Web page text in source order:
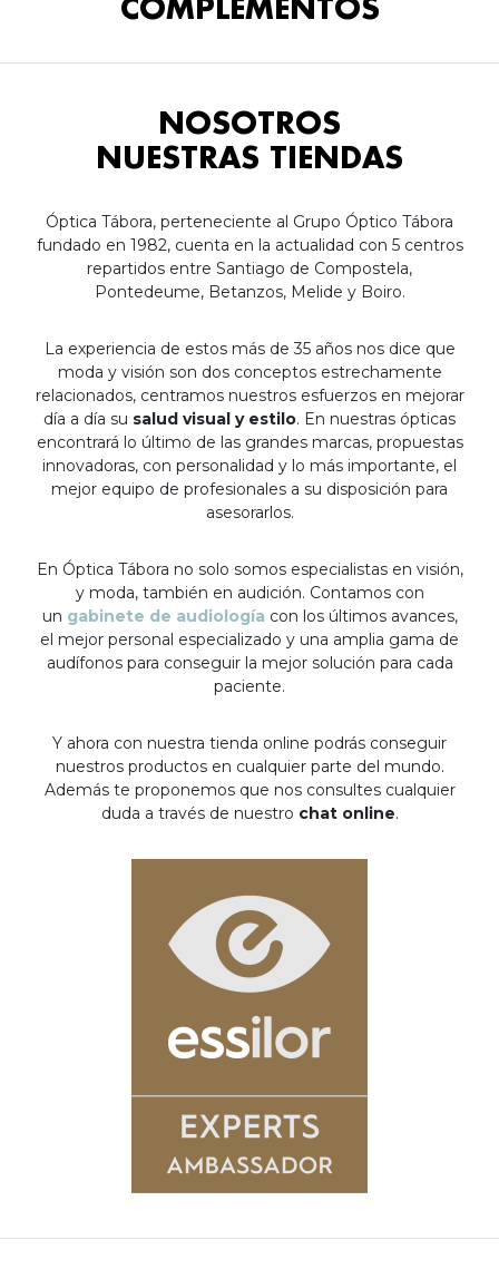
COMPLEMENTOS
NOSOTROS
NUESTRAS TIENDAS
Óptica Tábora, perteneciente al Grupo Óptico Tábora
fundado en 1982, cuenta en la actualidad con 5 centros
repartidos entre Santiago de Compostela,
Pontedeume, Betanzos, Melide y Boiro.
La experiencia de estos más de 35 años nos dice que
moda y visión son dos conceptos estrechamente
relacionados, centramos nuestros esfuerzos en mejorar
día a día su salud visual y estilo. En nuestras ópticas
encontrará lo último de las grandes marcas, propuestas
innovadoras, con personalidad y lo más importante, el
mejor equipo de profesionales a su disposición para
asesorarlos.
En Óptica Tábora no solo somos especialistas en visión,
y moda, también en audición. Contamos con
un gabinete de audiología con los últimos avances,
el mejor personal especializado y una amplia gama de
audífonos para conseguir la mejor solución para cada
paciente.
Y ahora con nuestra tienda online podrás conseguir
nuestros productos en cualquier parte del mundo.
Además te proponemos que nos consultes cualquier
duda a través de nuestro chat online.